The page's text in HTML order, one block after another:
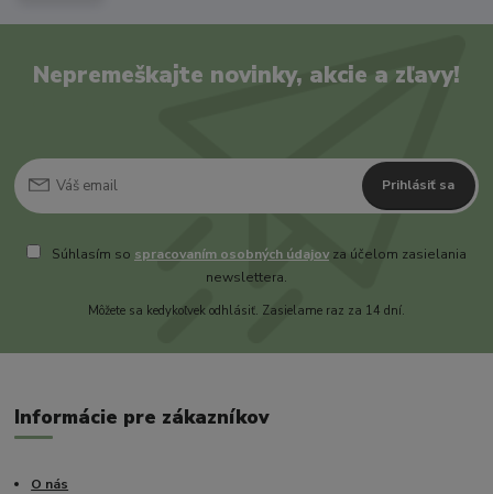
Nepremeškajte novinky, akcie a zľavy!
Prihlásiť sa
Súhlasím so spracovaním osobných údajovza účelom zasielania
newslettera.
Môžete sa kedykoľvek odhlásiť. Zasielame raz za 14 dní.
Informácie pre zákazníkov
O nás